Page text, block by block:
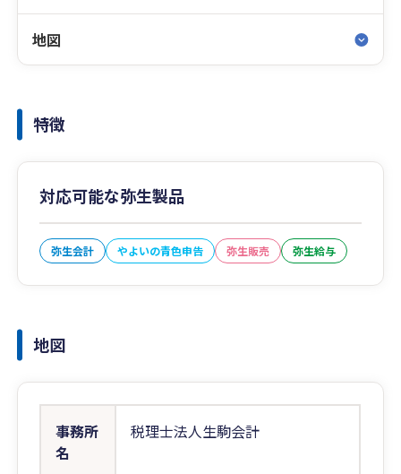
地図
特徴
対応可能な弥生製品
弥生会計 やよいの青色申告 弥生販売 弥生給与
地図
事務所
名
税理士法人生駒会計